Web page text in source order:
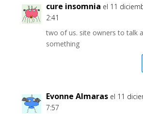
cure insomnia el 11
2:41
two of us. site owners to talk
something
Evonne Almaras el 11
7:57